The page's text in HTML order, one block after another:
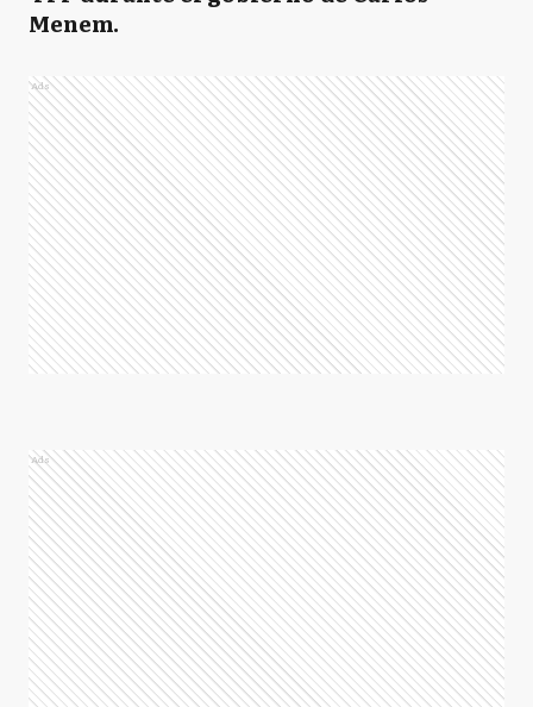
Menem.
Ads
Ads